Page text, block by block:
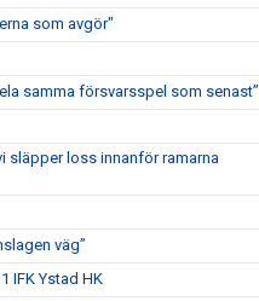
som avgör"
samma försvarsspel som senast”
släpper loss innanför ramarna
väg”
IFK Ystad HK